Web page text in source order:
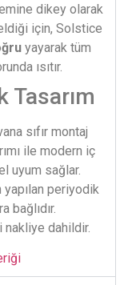
dikey olarak
için, Solstice
yayarak tüm
ısıtır.
Tasarım
sıfır montaj
ile modern iç
uyum sağlar.
yapılan periyodik
bağlıdır.
nakliye dahildir.